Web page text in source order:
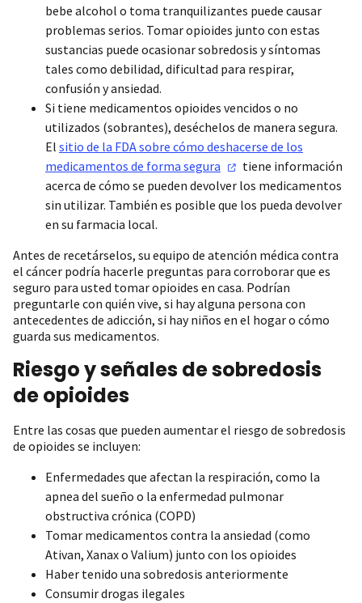
bebe alcohol o toma tranquilizantes puede causar
problemas serios. Tomar opioides junto con estas
sustancias puede ocasionar sobredosis y síntomas
tales como debilidad, dificultad para respirar,
confusión y ansiedad.
Si tiene medicamentos opioides vencidos o no
utilizados (sobrantes), deséchelos de manera segura.
El sitio de la FDA sobre cómo deshacerse de los
medicamentos de forma segura
tiene información
acerca de cómo se pueden devolver los medicamentos
sin utilizar. También es posible que los pueda devolver
en su farmacia local.
Antes de recetárselos, su equipo de atención médica contra
el cáncer podría hacerle preguntas para corroborar que es
seguro para usted tomar opioides en casa. Podrían
preguntarle con quién vive, si hay alguna persona con
antecedentes de adicción, si hay niños en el hogar o cómo
guarda sus medicamentos.
Riesgo y señales de sobredosis
de opioides
Entre las cosas que pueden aumentar el riesgo de sobredosis
de opioides se incluyen:
Enfermedades que afectan la respiración, como la
apnea del sueño o la enfermedad pulmonar
obstructiva crónica (COPD)
Tomar medicamentos contra la ansiedad (como
Ativan, Xanax o Valium) junto con los opioides
Haber tenido una sobredosis anteriormente
Consumir drogas ilegales